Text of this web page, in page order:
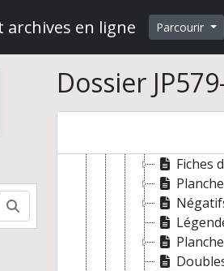
archives en ligne Parcourir
Rechercher
Dossier
Fiches